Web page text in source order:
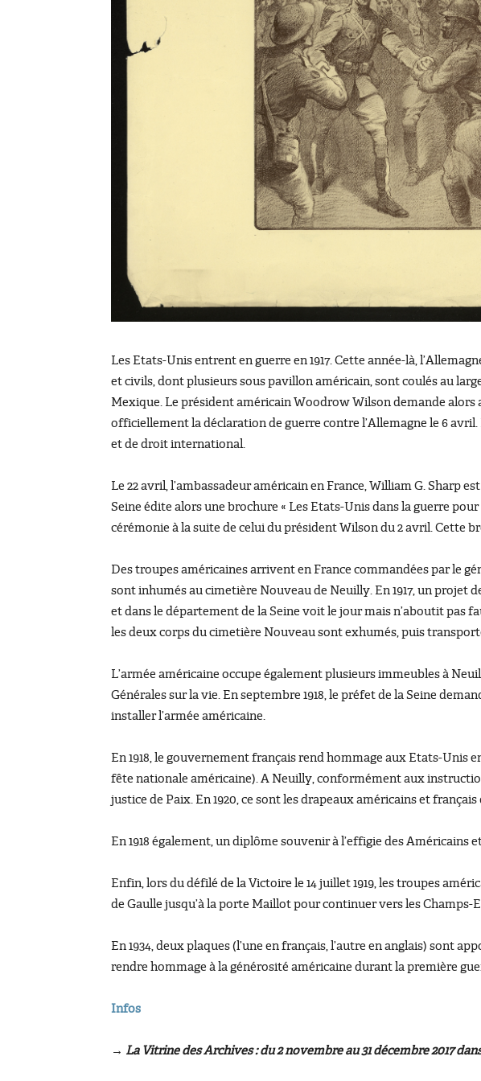
Les Etats-Unis entrent en guerre en 1917. Cette année-là,
et civils, dont plusieurs sous pavillon américain, sont coulés au
Mexique. Le président américain Woodrow Wilson demande alors
officiellement la déclaration de guerre contre l’Allemagne le 6
et de droit international.
Le 22 avril, l’ambassadeur américain en France, William G. Sharp
Seine édite alors une brochure « Les Etats-Unis dans la guerre
cérémonie à la suite de celui du président Wilson du 2 avril. Cette
Des troupes américaines arrivent en France commandées par le
sont inhumés au cimetière Nouveau de Neuilly. En 1917, un projet
et dans le département de la Seine voit le jour mais n’aboutit pas
les deux corps du cimetière Nouveau sont exhumés, puis
L’armée américaine occupe également plusieurs immeubles à
Générales sur la vie. En septembre 1918, le préfet de la Seine
installer l’armée américaine.
En 1918, le gouvernement français rend hommage aux Etats-Unis
fête nationale américaine). A Neuilly, conformément aux
justice de Paix. En 1920, ce sont les drapeaux américains et
En 1918 également, un diplôme souvenir à l’effigie des
Enfin, lors du défilé de la Victoire le 14 juillet 1919, les troupes
de Gaulle jusqu’à la porte Maillot pour continuer vers les Champs-
En 1934, deux plaques (l’une en français, l’autre en anglais) sont
rendre hommage à la générosité américaine durant la première
Infos
→ La Vitrine des Archives : du 2 novembre au 31 décembre 2017